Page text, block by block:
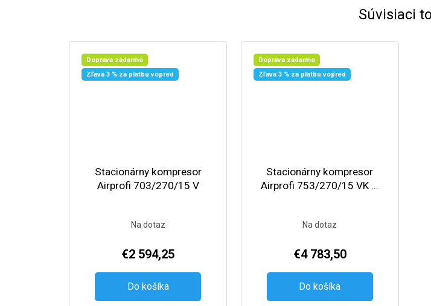
Súvisiaci
Doprava zadarmo
Zľava 3 % za platbu vopred
Stacionárny kompresor
Airprofi 703/270/15 V
Na dotaz
€2 594,25
Do košíka
Doprava zadarmo
Zľava 3 % za platbu vopred
Stacionárny kompresor
Airprofi 753/270/15 VK ...
Na dotaz
€4 783,50
Do košíka